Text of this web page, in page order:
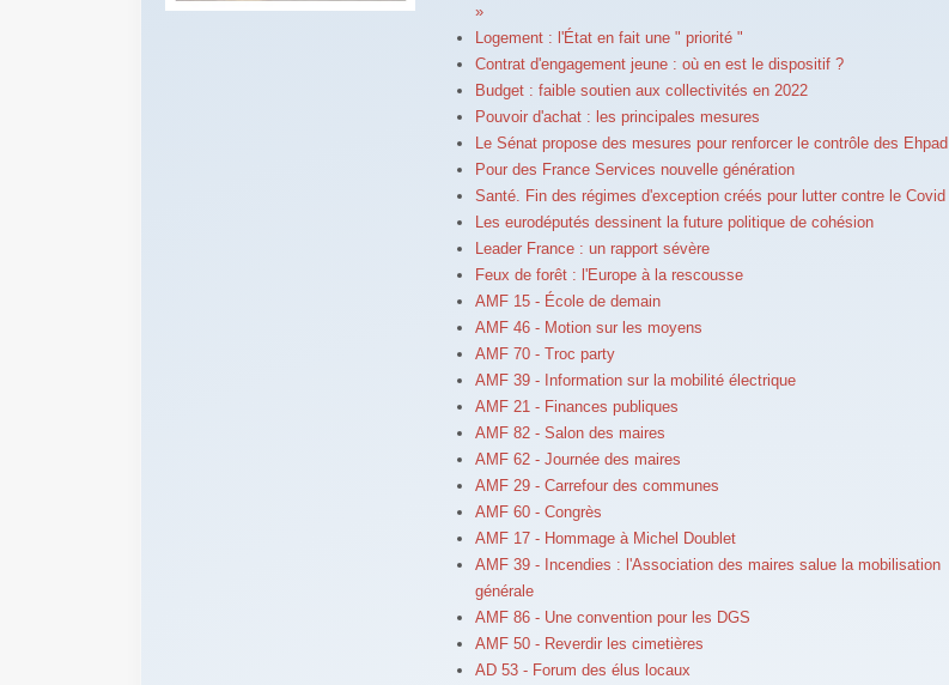
»
Logement : l'État en fait une " priorité "
Contrat d'engagement jeune : où en est le dispositif ?
Budget : faible soutien aux collectivités en 2022
Pouvoir d'achat : les principales mesures
Le Sénat propose des mesures pour renforcer le contrôle des Ehpad
Pour des France Services nouvelle génération
Santé. Fin des régimes d'exception créés pour lutter contre le Covid
Les eurodéputés dessinent la future politique de cohésion
Leader France : un rapport sévère
Feux de forêt : l'Europe à la rescousse
AMF 15 - École de demain
AMF 46 - Motion sur les moyens
AMF 70 - Troc party
AMF 39 - Information sur la mobilité électrique
AMF 21 - Finances publiques
AMF 82 - Salon des maires
AMF 62 - Journée des maires
AMF 29 - Carrefour des communes
AMF 60 - Congrès
AMF 17 - Hommage à Michel Doublet
AMF 39 - Incendies : l'Association des maires salue la mobilisation
générale
AMF 86 - Une convention pour les DGS
AMF 50 - Reverdir les cimetières
AD 53 - Forum des élus locaux